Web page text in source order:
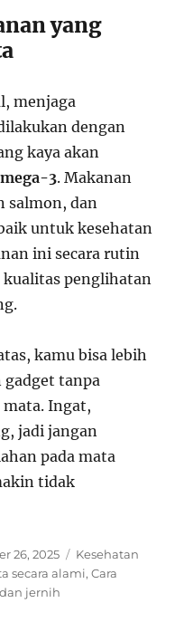
yang
menjaga
dengan
kaya akan
3. Makanan
salmon, dan
untuk kesehatan
ini secara rutin
kualitas penglihatan
kamu bisa lebih
gadget tanpa
Ingat,
jadi jangan
pada mata
tidak
26, 2025 Categories
Kesehatan
secara alami,Cara
jernih